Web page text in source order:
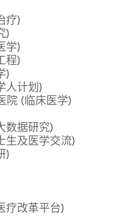
疗)
)
学)
程)
)
人计划)
院 (临床医学)
数据研究)
生及医学交流)
)
疗改革平台)